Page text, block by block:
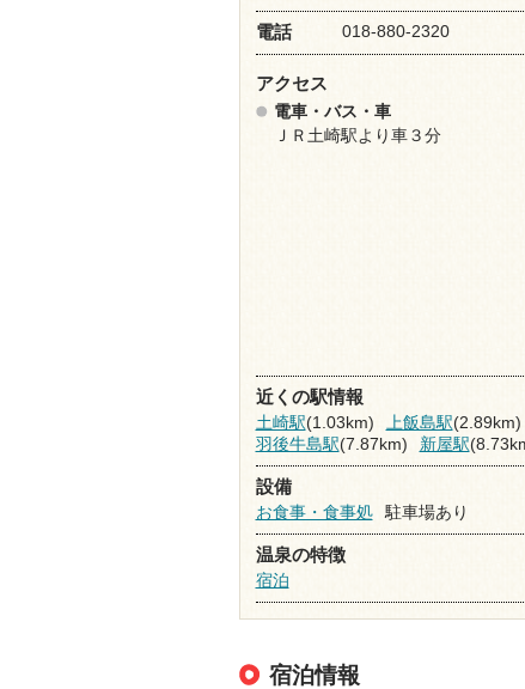
電話 018-880-2320
アクセス
電車・バス・車
ＪＲ土崎駅より車３分
近くの駅情報
土崎駅(1.03km) 上飯島駅(2.89km)
羽後牛島駅(7.87km) 新屋駅
設備
お食事・食事処
駐車場あり
温泉の特徴
宿泊
宿泊情報